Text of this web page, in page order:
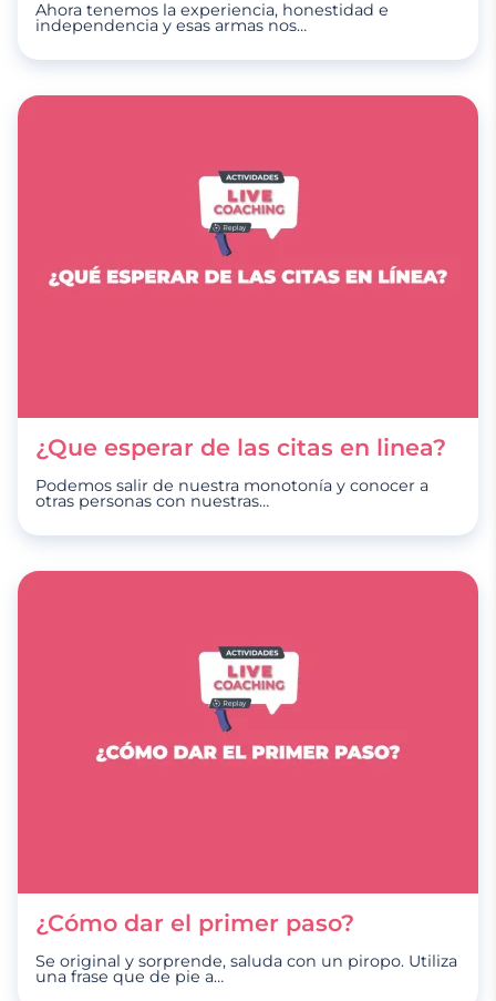
Ahora tenemos la experiencia, honestidad e
independencia y esas armas nos…
¿Que esperar de las citas en linea?
Podemos salir de nuestra monotonía y conocer a
otras personas con nuestras…
¿Cómo dar el primer paso?
Se original y sorprende, saluda con un piropo. Utiliza
una frase que de pie a…